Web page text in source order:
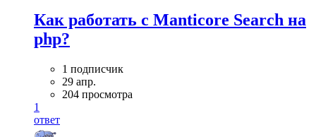
Как работать с Manticore Search на
php?
1 подписчик
29 апр.
204 просмотра
1
ответ